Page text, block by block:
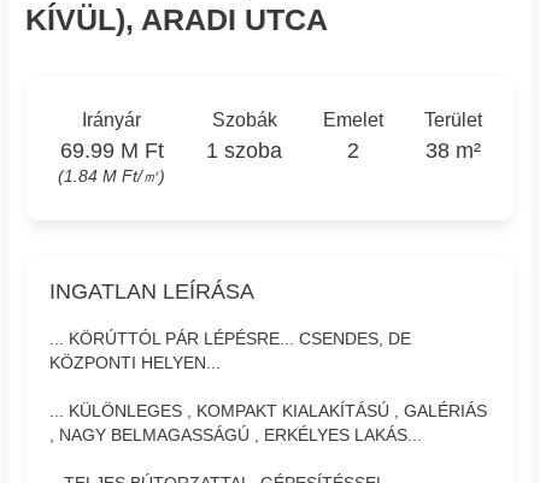
KÍVÜL), ARADI UTCA
Irányár
69.99 M Ft
(1.84 M Ft/㎡)
Szobák
1 szoba
Emelet
2
Terület
38 m²
INGATLAN LEÍRÁSA
... KÖRÚTTÓL PÁR LÉPÉSRE... CSENDES, DE
KÖZPONTI HELYEN...
... KÜLÖNLEGES , KOMPAKT KIALAKÍTÁSÚ , GALÉRIÁS
, NAGY BELMAGASSÁGÚ , ERKÉLYES LAKÁS...